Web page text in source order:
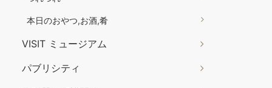
本日のおやつ,お酒,肴
VISIT ミュージアム
パブリシティ